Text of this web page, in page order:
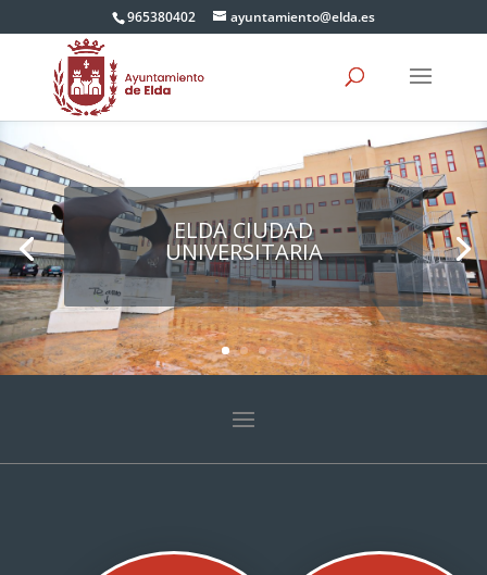
965380402 ayuntamiento@elda.es
ELDA CIUDAD
UNIVERSITARIA